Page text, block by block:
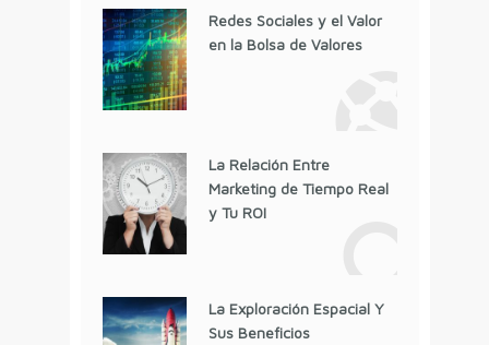
Redes Sociales y el Valor
en la Bolsa de Valores
La Relación Entre
Marketing de Tiempo Real
y Tu ROI
La Exploración Espacial Y
Sus Beneficios